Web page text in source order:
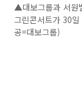
▲대보그룹과 서원
그린콘서트가 30
공=대보그룹)